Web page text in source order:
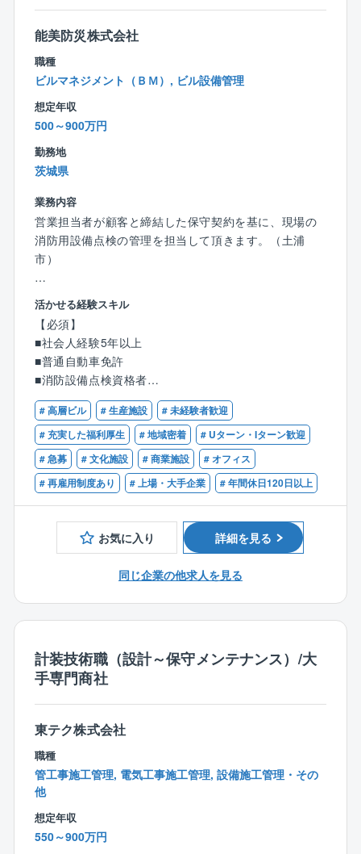
■顧客と点検工程や注意事項について打合せ
■点検工程表の準備・作成
■点検作業(CS担当と現場監督による点検報告書のチェ
ック)
■顧客への点検報告書の提出
■点検で消防用設備に不具合が見つかった場合は修理見
積書を顧客に提出
防署による作業後の検査の対応）
【担当する案件】
まずはオフィスビルなどを担当して頂き、ベテラン社
員と共に業務を進めて頂きます。(入社後半年～1年程
度を想定)
複合型の建物は多様なテナントが入居しており、各々
た後の担当となります。
将来的にはオフィスビルやデパート以外にも、病院、
学校、倉庫、劇場、スタジアムなど幅広く担当して頂
きます。
基本的には日中に作業を行ないますが、案件により深
夜作業になる場合もあります。
能美防災株式会社
職種
ビルマネジメント（ＢＭ）, ビル設備管理
想定年収
500～900万円
勤務地
茨城県
業務内容
営業担当者が顧客と締結した保守契約を基に、現場の
消防用設備点検の管理を担当して頂きます。（土浦
市）
【魅力】
＜業界NO1の安定性と働きやすさ、社会貢献性の高い
事業展開をしているプライム上場企業です＞
・WLB◎
エリア限定職有、年間休日125日、所定労働時間7.5
時間、入社時にライフサポート休暇20日付与と働きや
すい環境です◎
・抜群の安定性
火災報知器、消火設備、避難誘導システムなど、多
岐にわたる防災機器を提供しており、幅広いニーズに
対応しており、セコムグループの一員でもあり、確か
す。
・資格取得・キャリアアップのサポート
施工管理技士や消防設備士の資格は「歓迎」となっ
ており、若手を育てていく体制の整った会社です。社
建物に設置されている火災報知器やスプリンクラーを
はじめとした消防用設備の維持管理のお仕事で、点検
の日程調整/作業の実施以外にも、不具合が発生した際
の修理工事の提案や実施、さらにはリニューアル提案
まで必要に応じて顧客の要望に応えながら、幅広く設
備維持サポートを行って頂きます。
【具体的には】
■顧客と点検工程や注意事項について打合せ
■点検工程表の準備・作成
活かせる経験スキル
【必須】
■社会人経験5年以上
■普通自動車免許
■消防設備点検資格者
■建築設備の施工管理もしくはビルメンテナンス・ビル
マネジメントのご経験
【歓迎】
■電気設備工事に関する経験
■監理技術者(消防施設工事、電気通信など)
■電気工事施工管理技士の資格
■消防設備士（甲種）、消防設備士（乙種）
# 高層ビル # 生産施設
# 未経験者歓迎
# 充実した福利厚生
# 地域密着
# Uターン・Iターン歓迎
# 急募
# 文化施設 # 商業施設
# オフィス
# 再雇用制度あり
# 上場・大手企業 # 年間休日120日以上
お気に入り 詳細を見る
同じ企業の他求人を見る
計装技術職（設計～保守メンテナンス）/大
手専門商社
東テク株式会社
職種
管工事施工管理, 電気工事施工管理, 設備施工管理・その
他
想定年収
550～900万円